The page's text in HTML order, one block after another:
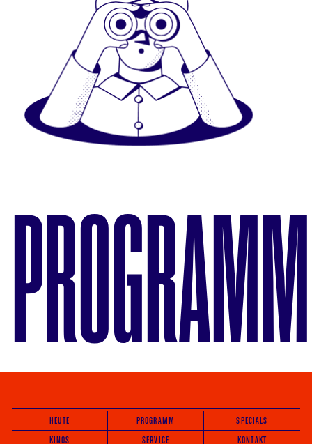
PROGRAMM
HEUTE PROGRAMM
SPECIALS
KINOS
SERVICE KONTAKT